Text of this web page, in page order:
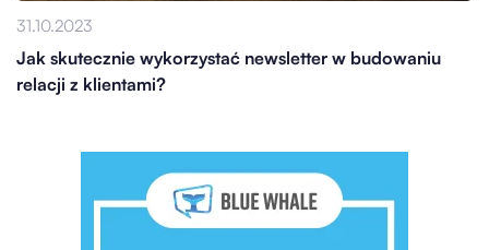
31.10.2023
Jak skutecznie wykorzystać newsletter w budowaniu
relacji z klientami?